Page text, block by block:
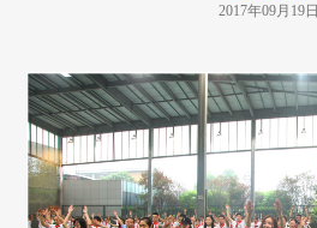
2017年09月19日